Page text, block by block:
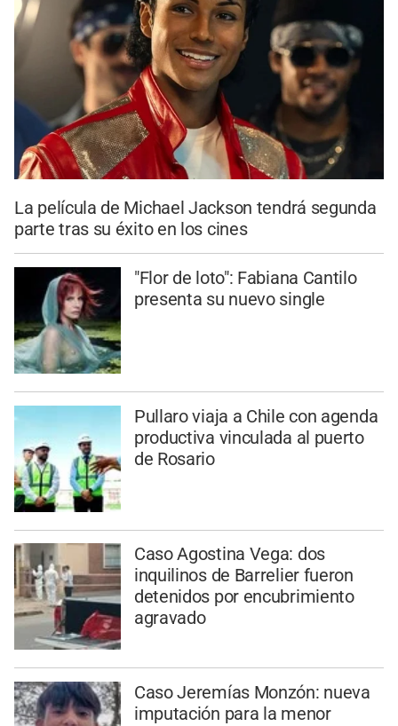
La película de Michael Jackson tendrá segunda
parte tras su éxito en los cines
"Flor de loto": Fabiana Cantilo
presenta su nuevo single
Pullaro viaja a Chile con agenda
productiva vinculada al puerto
de Rosario
Caso Agostina Vega: dos
inquilinos de Barrelier fueron
detenidos por encubrimiento
agravado
Caso Jeremías Monzón: nueva
imputación para la menor